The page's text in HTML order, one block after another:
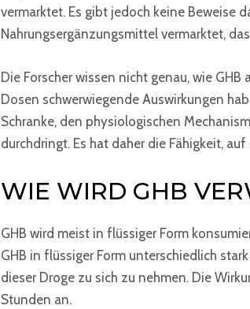
vermarktet. Es gibt jedoch keine Beweise
Nahrungsergänzungsmittel vermarktet,
Die Forscher wissen nicht genau, wie
Dosen schwerwiegende Auswirkungen
Schranke, den physiologischen
durchdringt. Es hat daher die Fähigkeit,
WIE WIRD GHB
GHB wird meist in flüssiger Form
GHB in flüssiger Form unterschiedlich
dieser Droge zu sich zu nehmen. Die
Stunden an.